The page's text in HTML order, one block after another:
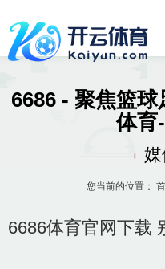
6686 - 聚焦篮
体育
您当前的位置：
6686体育官网下载